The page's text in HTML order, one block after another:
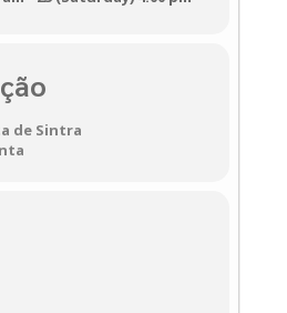
de Sintra